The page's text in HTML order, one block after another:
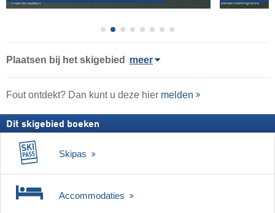
Plaatsen bij het skigebied meer
Fout ontdekt? Dan kunt u deze hier melden
Dit skigebied boeken
Skipas
Accommodaties